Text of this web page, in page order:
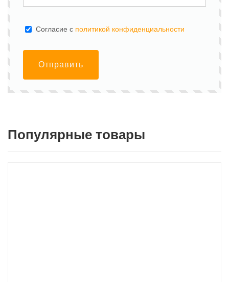
Cогласие с политикой конфиденциальности
Отправить
Популярные товары